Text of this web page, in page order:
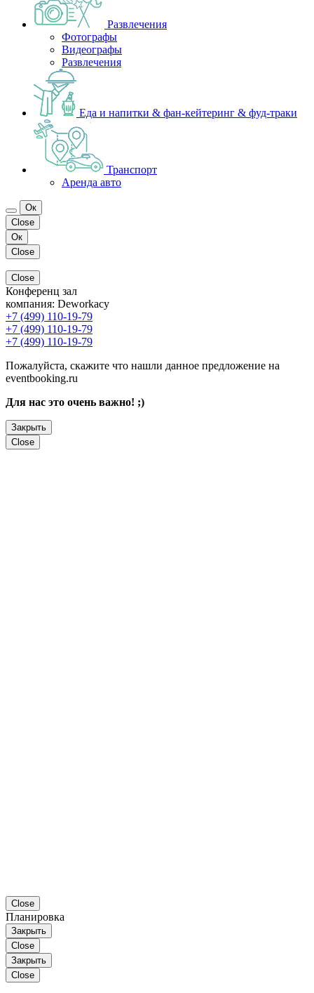
Развлечения
Фотографы
Видеографы
Развлечения
Еда и напитки & фан-кейтеринг & фуд-траки
Транспорт
Аренда авто
Ок
Close
Ок
Close
Close
Конференц зал
компания: Deworkacy
+7 (499) 110-19-79
+7 (499) 110-19-79
+7 (499) 110-19-79
Пожалуйста, скажите что нашли данное предложение на
eventbooking.ru
Для нас это очень важно! ;)
Закрыть
Close
Close
Планировка
Закрыть
Close
Закрыть
Close